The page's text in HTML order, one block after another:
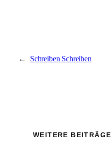
← Schreiben Schreiben
WEITERE BEITRÄGE